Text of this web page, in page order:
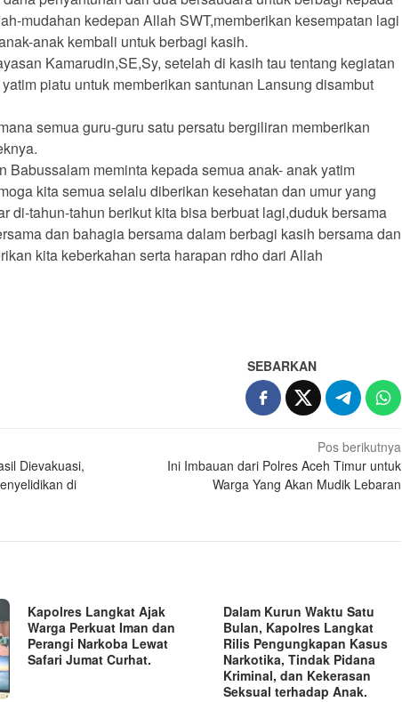
mudahan kedepan Allah SWT,memberikan kesempatan lagi
anak kembali untuk berbagi kasih.
Kamarudin,SE,Sy, setelah di kasih tau tentang kegiatan
piatu untuk memberikan santunan Lansung disambut
semua guru-guru satu persatu bergiliran memberikan
Babussalam meminta kepada semua anak- anak yatim
kita semua selalu diberikan kesehatan dan umur yang
di-tahun-tahun berikut kita bisa berbuat lagi,duduk bersama
dan bahagia bersama dalam berbagi kasih bersama dan
kita keberkahan serta harapan rdho dari Allah
SEBARKAN
Dievakuasi,
di
Pos berikutnya
Ini Imbauan dari Polres Aceh Timur untuk
Warga Yang Akan Mudik Lebaran
Kapolres Langkat Ajak
Warga Perkuat Iman dan
Perangi Narkoba Lewat
Safari Jumat Curhat.
Dalam Kurun Waktu Satu
Bulan, Kapolres Langkat
Rilis Pengungkapan Kasus
Narkotika, Tindak Pidana
Kriminal, dan Kekerasan
Seksual terhadap Anak.